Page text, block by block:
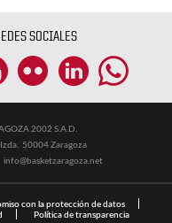
SOCIALES
2002 S.A.D.
50004 Zaragoza
info@basketzaragoza.net
con la protección de datos
Política de transparencia